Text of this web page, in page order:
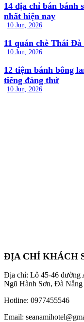
14 địa chỉ bán bánh
nhất hiện nay
10 Jun, 2026
11 quán chè Thái
10 Jun, 2026
12 tiệm bánh bông
tiếng đáng thử
10 Jun, 2026
ĐỊA CHỈ KHÁCH
Địa chỉ: Lô 45-46 đường
Ngũ Hành Sơn, Đà Nẵng
Hotline: 0977455546
Email: